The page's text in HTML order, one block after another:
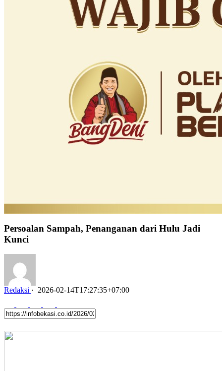
Persoalan Sampah, Penanganan dari Hulu Jadi
Kunci
Redaksi · 2026-02-14T17:27:35+07:00